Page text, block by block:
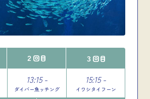
２回目 ３回目
13:15 -
ダイバー魚ッチング
15:15 -
イワシタイフーン